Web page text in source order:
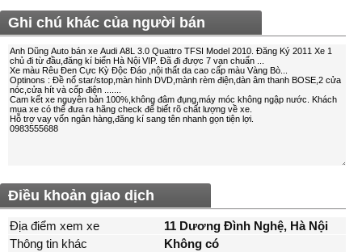
Ghi chú khác của người bán
Điều khoản giao dịch
Địa điểm xem xe
11 Dương Đình Nghệ, Hà Nội
Thông tin khác
Không có